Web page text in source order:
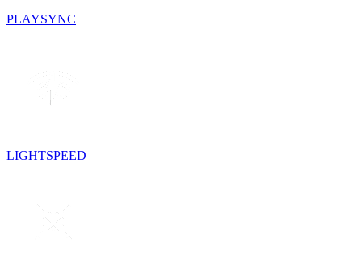
PLAYSYNC
LIGHTSPEED